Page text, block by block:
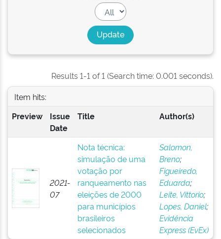
Results 1-1 of 1 (Search time: 0.001 seconds).
Item hits:
Preview
Issue
Date
Title Author(s)
2021-
07
Nota técnica:
simulação de uma
votação por
ranqueamento nas
eleições de 2000
para municípios
brasileiros
selecionados
Salomon,
Breno;
Figueiredo,
Eduarda;
Leite, Vittorio;
Lopes, Daniel;
Evidência
Express (EvEx)